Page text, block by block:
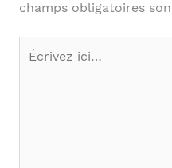
champs obligatoires
Écrivez